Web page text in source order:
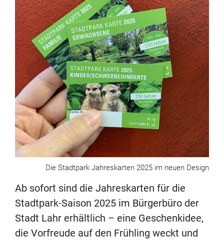
Die Stadtpark Jahreskarten 2025 im neuen Design
Ab sofort sind die Jahreskarten für die
Stadtpark-Saison 2025 im Bürgerbüro der
Stadt Lahr erhältlich – eine Geschenkidee,
die Vorfreude auf den Frühling weckt und